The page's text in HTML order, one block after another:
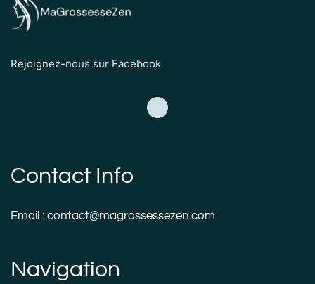
Rejoignez-nous sur Facebook
Contact Info
Email : contact@magrossessezen.com
Navigation